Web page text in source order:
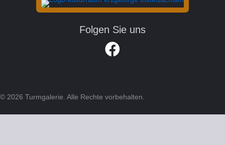
Folgen Sie uns
Link zum Facebook Account der
© 2026 Turmgalerie. Alle Rechte vorbehalten.